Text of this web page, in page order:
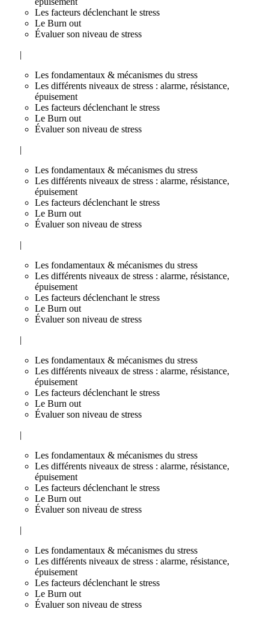
Les facteurs déclenchant le stress
Le Burn out
Évaluer son niveau de stress
|
Les fondamentaux & mécanismes du stress
Les différents niveaux de stress : alarme, résistance,
épuisement
Les facteurs déclenchant le stress
Le Burn out
Évaluer son niveau de stress
|
Les fondamentaux & mécanismes du stress
Les différents niveaux de stress : alarme, résistance,
épuisement
Les facteurs déclenchant le stress
Le Burn out
Évaluer son niveau de stress
|
Les fondamentaux & mécanismes du stress
Les différents niveaux de stress : alarme, résistance,
épuisement
Les facteurs déclenchant le stress
Le Burn out
Évaluer son niveau de stress
|
Les fondamentaux & mécanismes du stress
Les différents niveaux de stress : alarme, résistance,
épuisement
Les facteurs déclenchant le stress
Le Burn out
Évaluer son niveau de stress
|
Les fondamentaux & mécanismes du stress
Les différents niveaux de stress : alarme, résistance,
épuisement
Les facteurs déclenchant le stress
Le Burn out
Évaluer son niveau de stress
|
Les fondamentaux & mécanismes du stress
Les différents niveaux de stress : alarme, résistance,
épuisement
Les facteurs déclenchant le stress
Le Burn out
Évaluer son niveau de stress